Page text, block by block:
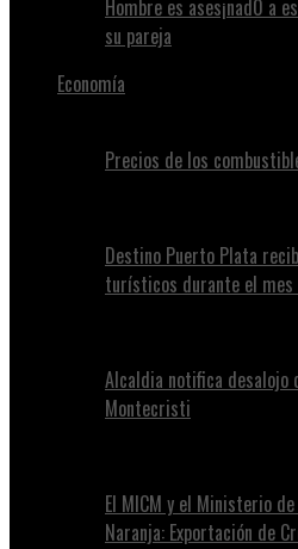
Hombre es ases¡nad0 a
su pareja
Economía
Precios de los
Destino Puerto Plata
turísticos durante el mes
Alcaldia notifica desalojo
Montecristi
El MICM y el Ministerio
Naranja: Exportación de